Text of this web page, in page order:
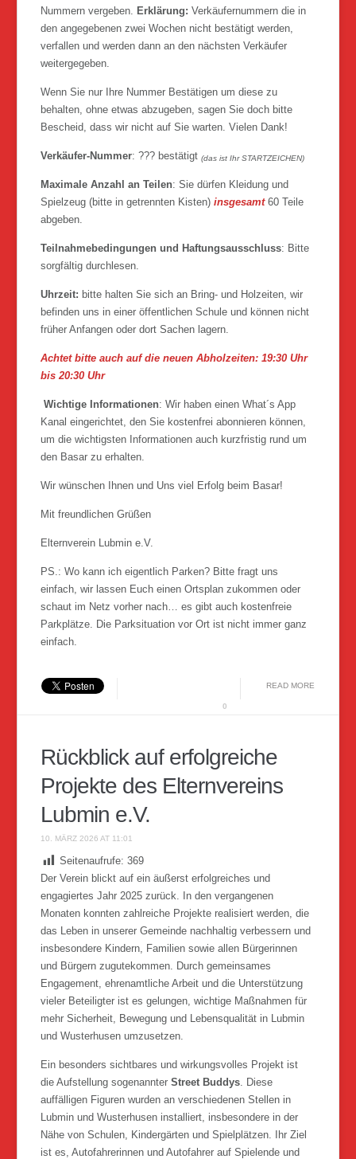
Nummern vergeben. Erklärung: Verkäufernummern die in
den angegebenen zwei Wochen nicht bestätigt werden,
verfallen und werden dann an den nächsten Verkäufer
weitergegeben.
Wenn Sie nur Ihre Nummer Bestätigen um diese zu
behalten, ohne etwas abzugeben, sagen Sie doch bitte
Bescheid, dass wir nicht auf Sie warten. Vielen Dank!
Verkäufer-Nummer: ??? bestätigt(das ist Ihr STARTZEICHEN)
Maximale Anzahl an Teilen: Sie dürfen Kleidung und
Spielzeug (bitte in getrennten Kisten)insgesamt60 Teile
abgeben.
Teilnahmebedingungen und Haftungsausschluss: Bitte
sorgfältig durchlesen.
Uhrzeit: bitte halten Sie sich an Bring- und Holzeiten, wir
befinden uns in einer öffentlichen Schule und können nicht
früher Anfangen oder dort Sachen lagern.
Achtet bitte auch auf die neuen Abholzeiten: 19:30 Uhr
bis 20:30 Uhr
Wichtige Informationen: Wir haben einen What´s App
Kanal eingerichtet, den Sie kostenfrei abonnieren können,
um die wichtigsten Informationen auch kurzfristig rund um
den Basar zu erhalten.
Wir wünschen Ihnen und Uns viel Erfolg beim Basar!
Mit freundlichen Grüßen
Elternverein Lubmin e.V.
PS.: Wo kann ich eigentlich Parken? Bitte fragt uns
einfach, wir lassen Euch einen Ortsplan zukommen oder
schaut im Netz vorher nach… es gibt auch kostenfreie
Parkplätze. Die Parksituation vor Ort ist nicht immer ganz
einfach.
READ MORE
0
Rückblick auf erfolgreiche
Projekte des Elternvereins
Lubmin e.V.
10. MÄRZ 2026 AT 11:01
Seitenaufrufe: 369
Der Verein blickt auf ein äußerst erfolgreiches und
engagiertes Jahr 2025 zurück. In den vergangenen
Monaten konnten zahlreiche Projekte realisiert werden, die
das Leben in unserer Gemeinde nachhaltig verbessern und
insbesondere Kindern, Familien sowie allen Bürgerinnen
und Bürgern zugutekommen. Durch gemeinsames
Engagement, ehrenamtliche Arbeit und die Unterstützung
vieler Beteiligter ist es gelungen, wichtige Maßnahmen für
mehr Sicherheit, Bewegung und Lebensqualität in Lubmin
und Wusterhusen umzusetzen.
Ein besonders sichtbares und wirkungsvolles Projekt ist
die Aufstellung sogenannterStreet Buddys. Diese
auffälligen Figuren wurden an verschiedenen Stellen in
Lubmin und Wusterhusen installiert, insbesondere in der
Nähe von Schulen, Kindergärten und Spielplätzen. Ihr Ziel
ist es, Autofahrerinnen und Autofahrer auf Spielende und